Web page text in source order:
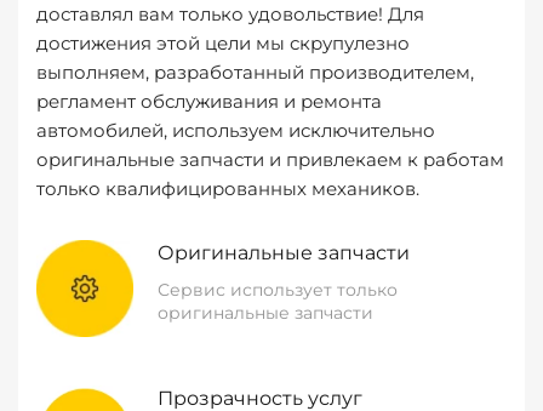
доставлял вам только удовольствие! Для
достижения этой цели мы скрупулезно
выполняем, разработанный производителем,
регламент обслуживания и ремонта
автомобилей, используем исключительно
оригинальные запчасти и привлекаем к работам
только квалифицированных механиков.
Оригинальные запчасти
Сервис использует только
оригинальные запчасти
Прозрачность услуг